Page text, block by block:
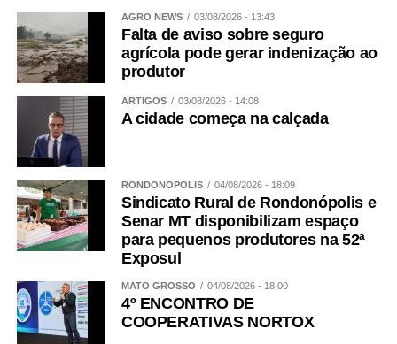
AGRO NEWS 03/08/2026 - 13:43
Falta de aviso sobre seguro
agrícola pode gerar indenização ao
produtor
ARTIGOS 03/08/2026 - 14:08
A cidade começa na calçada
RONDONÓPOLIS 04/08/2026 - 18:09
Sindicato Rural de Rondonópolis e
Senar MT disponibilizam espaço
para pequenos produtores na 52ª
Exposul
MATO GROSSO 04/08/2026 - 18:00
4º ENCONTRO DE
COOPERATIVAS NORTOX